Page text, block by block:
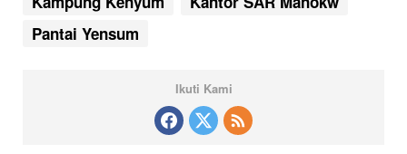
Pantai Yensum
Ikuti Kami